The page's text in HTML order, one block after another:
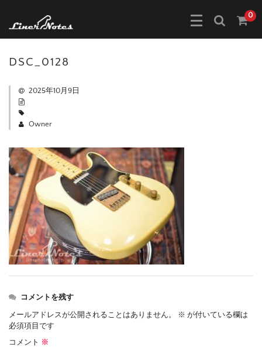
0
DSC_0128
2025年10月9日
Owner
コメントを残す
メールアドレスが公開されることはありません。 ※ が付いている欄は
必須項目です
コメント ※